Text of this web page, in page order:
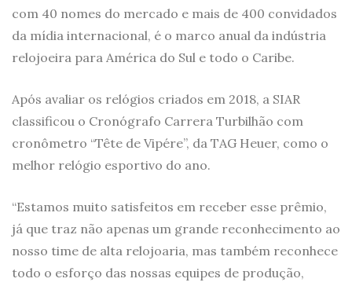
com 40 nomes do mercado e mais de 400 convidados
da mídia internacional, é o marco anual da indústria
relojoeira para América do Sul e todo o Caribe.
Após avaliar os relógios criados em 2018, a SIAR
classificou o Cronógrafo Carrera Turbilhão com
cronômetro “Tête de Vipére”, da TAG Heuer, como o
melhor relógio esportivo do ano.
“Estamos muito satisfeitos em receber esse prêmio,
já que traz não apenas um grande reconhecimento ao
nosso time de alta relojoaria, mas também reconhece
todo o esforço das nossas equipes de produção,